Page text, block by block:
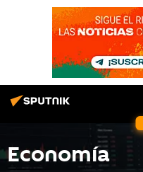
Economía